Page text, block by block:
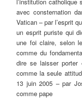
avec consternation
Vatican – par l’esprit
un esprit puriste qui
une foi claire, selon
comme du
dire se laisser
comme la seule
13 juin 2005 – par
comme pape